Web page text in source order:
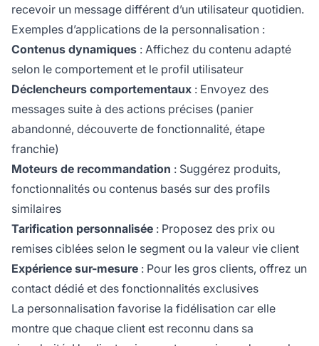
recevoir un message différent d’un utilisateur quotidien.
Exemples d’applications de la personnalisation :
Contenus dynamiques : Affichez du contenu adapté
selon le comportement et le profil utilisateur
Déclencheurs comportementaux : Envoyez des
messages suite à des actions précises (panier
abandonné, découverte de fonctionnalité, étape
franchie)
Moteurs de recommandation : Suggérez produits,
fonctionnalités ou contenus basés sur des profils
similaires
Tarification personnalisée : Proposez des prix ou
remises ciblées selon le segment ou la valeur vie client
Expérience sur-mesure : Pour les gros clients, offrez un
contact dédié et des fonctionnalités exclusives
La personnalisation favorise la fidélisation car elle
montre que chaque client est reconnu dans sa